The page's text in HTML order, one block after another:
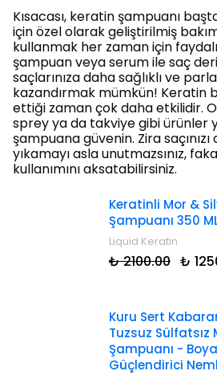
Kısacası, keratin şampuanı
için özel olarak geliştirilmiş
kullanmak her zaman için
şampuan veya serum ile saç
saçlarınıza daha sağlıklı ve
kazandırmak mümkün! Keratin
ettiği zaman çok daha etkilidir.
sprey ya da takviye gibi ürünler
şampuana güvenin. Zira
yıkamayı asla unutmazsınız,
kullanımını aksatabilirsiniz.
Keratinli Mor &
Şampuanı 350
Liquid Keratin
₺ 2100.00 ₺
Kuru Sert
Tuzsuz Sülfatsız
Şampuanı -
Güçlendirici